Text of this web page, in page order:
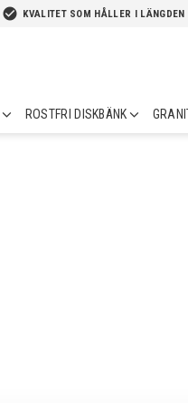
check_circle KVALITET SOM HÅLLER I LÄNGDEN
ROSTFRI DISKBÄNK